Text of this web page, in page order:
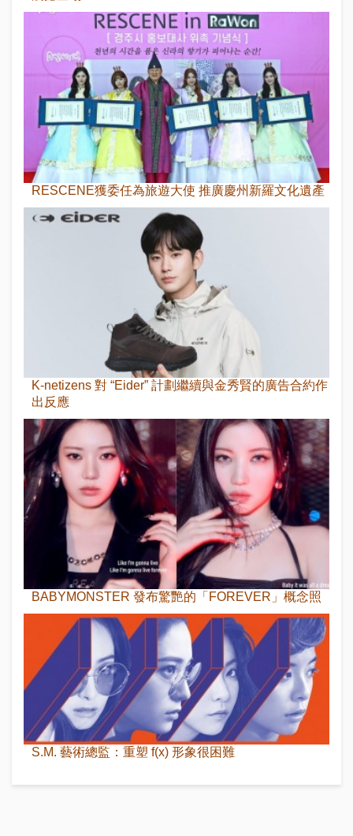
RESCENE獲委任為旅遊大使 推廣慶州新羅文化遺產
K-netizens 對 “Eider” 計劃繼續與金秀賢的廣告合約作
出反應
BABYMONSTER 發布驚艷的「FOREVER」概念照
S.M. 藝術總監：重塑 f(x) 形象很困難